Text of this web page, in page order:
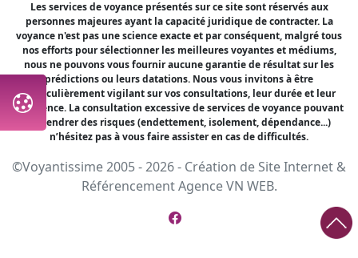
Les services de voyance présentés sur ce site sont réservés aux
personnes majeures ayant la capacité juridique de contracter. La
voyance n'est pas une science exacte et par conséquent, malgré tous
nos efforts pour sélectionner les meilleures voyantes et médiums,
nous ne pouvons vous fournir aucune garantie de résultat sur les
prédictions ou leurs datations. Nous vous invitons à être
particulièrement vigilant sur vos consultations, leur durée et leur
fréquence. La consultation excessive de services de voyance pouvant
engendrer des risques (endettement, isolement, dépendance...)
n’hésitez pas à vous faire assister en cas de difficultés.
©Voyantissime 2005 - 2026 - Création de Site Internet &
RéférencementAgence VN WEB.